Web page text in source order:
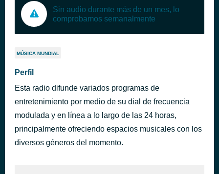
Sin audio durante más de un mes, lo
comprobamos semanalmente
MÚSICA MUNDIAL
Perfil
Esta radio difunde variados programas de
entretenimiento por medio de su dial de frecuencia
modulada y en línea a lo largo de las 24 horas,
principalmente ofreciendo espacios musicales con los
diversos géneros del momento.